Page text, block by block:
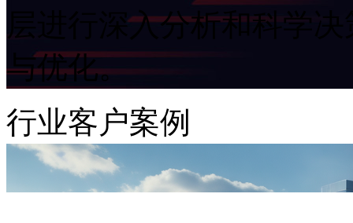
层进行深入分析和科学决
与优化。
行业客户案例